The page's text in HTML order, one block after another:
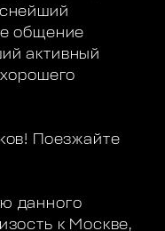
общение
активный
Поезжайте
данного
к Москве,